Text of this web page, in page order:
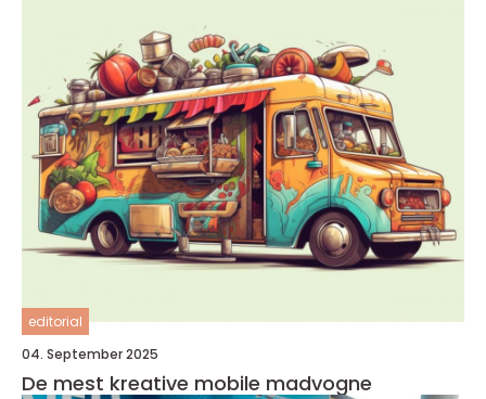
editorial
04. September 2025
De mest kreative mobile madvogne